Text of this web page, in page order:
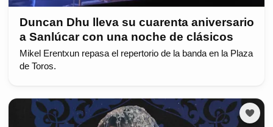
Duncan Dhu lleva su cuarenta aniversario
a Sanlúcar con una noche de clásicos
Mikel Erentxun repasa el repertorio de la banda en la Plaza
de Toros.